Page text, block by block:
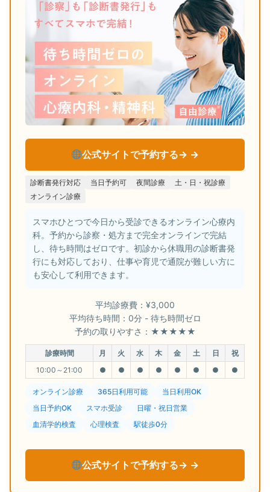
公式サイトで予約する→
診断書発行対応 当日予約可 夜間診療
土・日・祝診療
オンライン診療
スマホひとつで今日から受診できるオンライン心療内
科。予約から診察・処方まで完全オンラインで完結
し、待ち時間はゼロです。初診から休職用の診断書発
行にも対応しており、仕事や育児で通院が難しい方に
も安心して利用できます。
平均診療費：¥3,000
平均待ち時間：0分 - 待ち時間ゼロ
予約の取りやすさ：★★★★★
診療時間 月 火 水 木 金 土 日
祝
10:00～21:00
● ● ● ● ● ● ● ●
オンライン診療 365日利用可能
当日利用OK
当日予約OK
スマホ受診
日曜・祝日営業
血清学的検査
心理検査 駅徒歩0分
公式サイトで予約する→